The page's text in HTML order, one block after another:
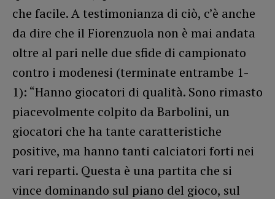
che facile. A testimonianza di ciò, c’è anche
da dire che il Fiorenzuola non è mai andata
oltre al pari nelle due sfide di campionato
contro i modenesi (terminate entrambe 1-
1): “Hanno giocatori di qualità. Sono rimasto
piacevolmente colpito da Barbolini, un
giocatori che ha tante caratteristiche
positive, ma hanno tanti calciatori forti nei
vari reparti. Questa è una partita che si
vince dominando sul piano del gioco, sul